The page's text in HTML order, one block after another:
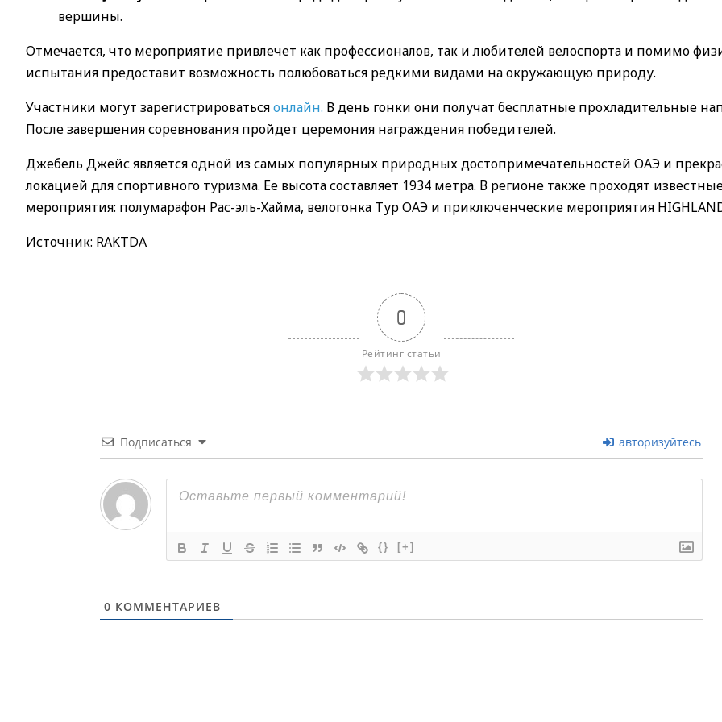
вершины.
Отмечается, что мероприятие привлечет как профессионалов, так и любителей велоспорта и помимо
испытания предоставит возможность полюбоваться редкими видами на окружающую природу.
Участники могут зарегистрироватьсяонлайн. В день гонки они получат бесплатные прохладительные
После завершения соревнования пройдет церемония награждения победителей.
Джебель Джейс является одной из самых популярных природных достопримечательностей ОАЭ и
локацией для спортивного туризма. Ее высота составляет 1934 метра. В регионе также проходят
мероприятия: полумарафон Рас-эль-Хайма, велогонка Тур ОАЭ и приключенческие мероприятия
Источник: RAKTDA
0
Рейтинг статьи
Подписаться авторизуйтесь
{} [+]
0 КОММЕНТАРИЕВ